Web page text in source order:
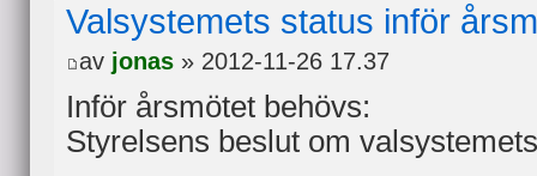
Valsystemets status inför
av jonas » 2012-11-26 17.37
Inför årsmötet behövs:
Styrelsens beslut om